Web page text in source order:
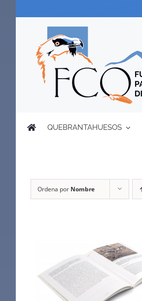
QUEBRANTAHUESOS
Ordena por Nombre